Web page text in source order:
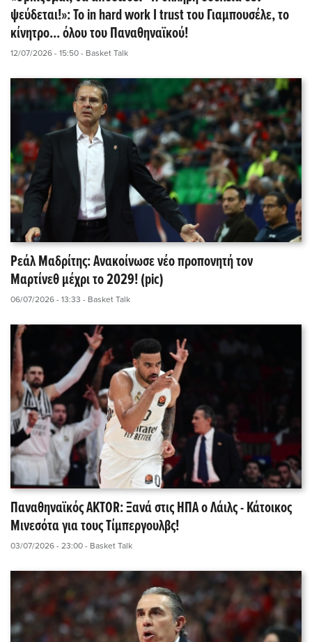
ψεύδεται!»: Το in hard work I trust του Γιαμπουσέλε, το
κίνητρο... όλου του Παναθηναϊκού!
12/07/2026 - 15:50 - Basket Talk
Ρεάλ Μαδρίτης: Ανακοίνωσε νέο προπονητή τον
Μαρτίνεθ μέχρι το 2029! (pic)
06/07/2026 - 13:33 - Basket Talk
Παναθηναϊκός AKTOR: Ξανά στις ΗΠΑ ο Λάιλς - Κάτοικος
Μινεσότα για τους Τίμπεργουλβς!
03/07/2026 - 23:00 - Basket Talk